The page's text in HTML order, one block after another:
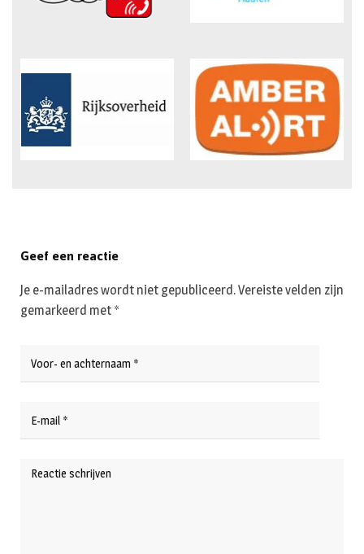
Geef een reactie
Je e-mailadres wordt niet gepubliceerd.Vereiste velden zijn
gemarkeerd met *